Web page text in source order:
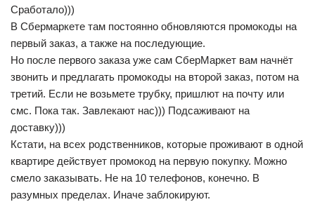
Сработало)))
В Сбермаркете там постоянно обновляются промокоды на
первый заказ, а также на последующие.
Но после первого заказа уже сам СберМаркет вам начнёт
звонить и предлагать промокоды на второй заказ, потом на
третий. Если не возьмете трубку, пришлют на почту или
смс. Пока так. Завлекают нас))) Подсаживают на
доставку)))
Кстати, на всех родственников, которые проживают в одной
квартире действует промокод на первую покупку. Можно
смело заказывать. Не на 10 телефонов, конечно. В
разумных пределах. Иначе заблокируют.